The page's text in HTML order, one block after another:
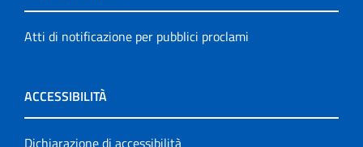
Atti di notificazione per pubblici proclami
ACCESSIBILITÀ
Dichiarazione di accessibilità